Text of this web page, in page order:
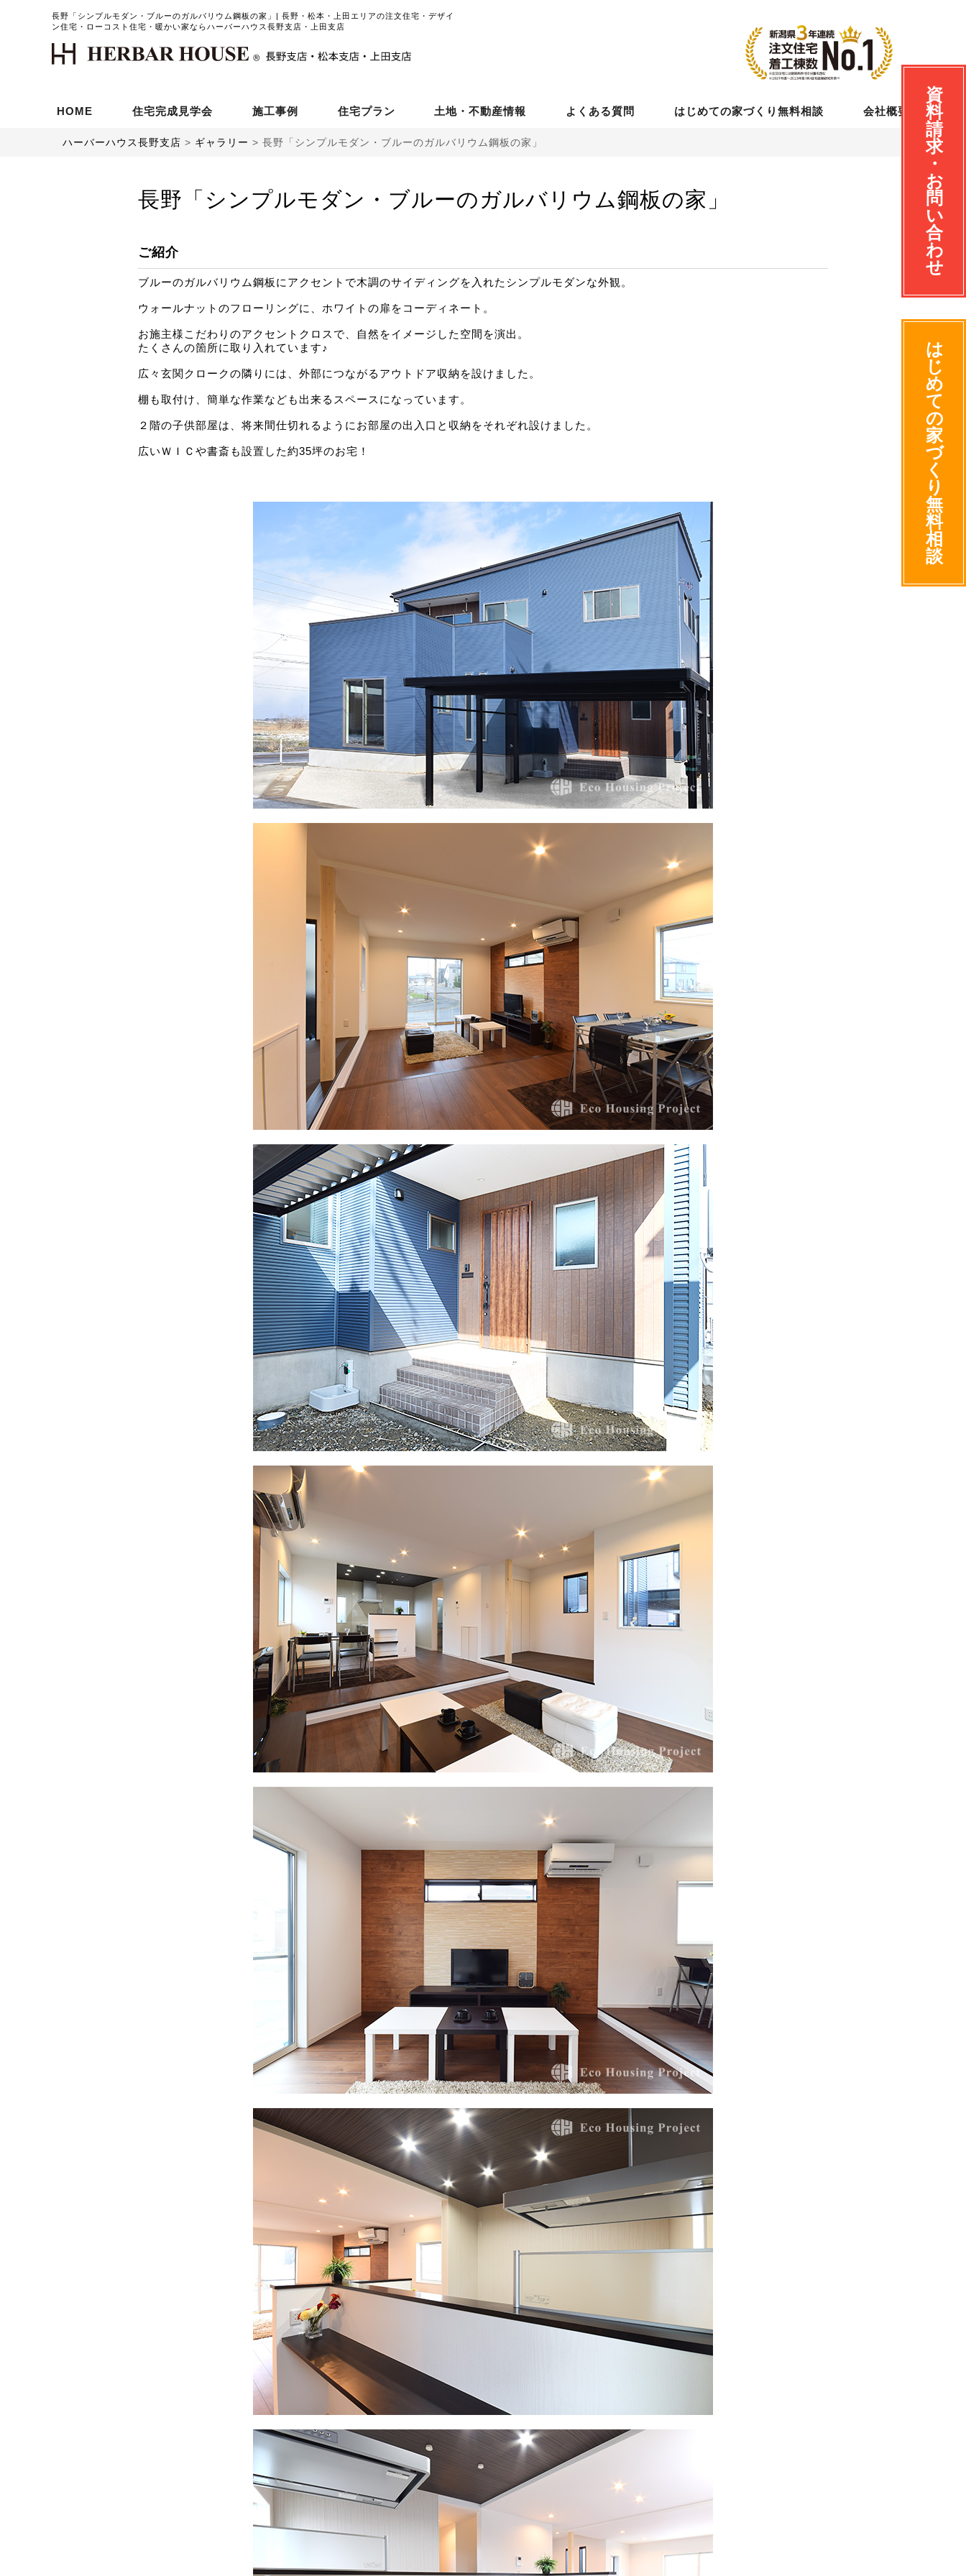
長野「シンプルモダン・ブルーのガルバリウム鋼板の家」| 長野・松本・上田エリアの注文住宅・デザイ
ン住宅・ローコスト住宅・暖かい家ならハーバーハウス長野支店・上田支店
HOME 住宅完成見学会 施工事例 住宅プラン 土地・不動産情報 よくある質問 はじめての家づくり無料相談 会社概要
ハーバーハウス長野支店 > ギャラリー > 長野「シンプルモダン・ブルーのガルバリウム鋼板の家」
長野「シンプルモダン・ブルーのガルバリウム鋼板の家」
ご紹介
ブルーのガルバリウム鋼板にアクセントで木調のサイディングを入れたシンプルモダンな外観。
ウォールナットのフローリングに、ホワイトの扉をコーディネート。
お施主様こだわりのアクセントクロスで、自然をイメージした空間を演出。
たくさんの箇所に取り入れています♪
広々玄関クロークの隣りには、外部につながるアウトドア収納を設けました。
棚も取付け、簡単な作業なども出来るスペースになっています。
２階の子供部屋は、将来間仕切れるようにお部屋の出入口と収納をそれぞれ設けました。
広いＷＩＣや書斎も設置した約35坪のお宅！
資
料
請
求
・
お
問
い
合
わ
せ
は
じ
め
て
の
家
づ
く
り
無
料
相
談